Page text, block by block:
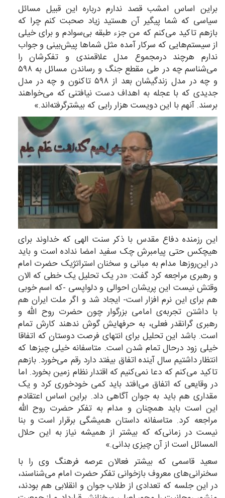
براین اساس امشب قصد ندارم درباره این قبیل مسائل
سیاسی که شما پیگیر آن هستید زیاد صحبت کنم چرا که
بازهم تاکید می‌کنم که من جزء طبقه بی‌سوادم و برای خیلی
از سیستم‌هایی که سرکار آمده مثل شماها پیش‌بینی و جواب
ندارم هرچند درمجموع مدل علاقمندی و تفکرشان را
می‌شناسم چه در طی مقطع جنگ و رساندن مسائل به ۵۹۸
و چه در مدل زندگیشان بعد از ۵۹۸ تاکنون و چه در مدل
جدیدی که با عجله به اهداف دست نیافتنی که می‌خواهند
برسند. آنهم با این دویست هزار رایی که بیشترگرفته‌‌اند.»
این رزمنده دفاع مقدس با ذکر سنت الهی که خداوند برای
هیچکس حتی پیامبرش چک سفید امضا نداده است و باید
در این‌روزها مدام به مبانی و سخنان استراتژیک حضرت امام
و رهبری مراجعه کرد گفت: «در یک تحلیل یک خطی که الان
وقتش نیست این پریشان احوالی و دلواپسی -که اسم خوبی
هم برای این نرم افزار است- ایجاد شد و اگر ملت ایران هم
با داشتن تجربه‌ی امامی بزرگوار چون حضرت روح الله و
رهبری گرانقدر فعلی، به حرفهایش گوش ندهند کارش تمام
است. باشد این تحلیل برای انتهای فرصت دوستان که اتفاقا
خیلی زود درحال تمام شدن است. متاسفانه خیلی چیزها که
انتظار داشتیم سال آینده اتفاق بیفتد دارد رقم می‌خورد. بازهم
تاکید می‌کنم که دعا نمی‌کنیم که اقتدار نظام زمین بخورد. اما
در وقایعی که اتفاق می‌افتد باید کمی خودخوری کرد و یک
مقداری هم باید به جوان آگاهی داد. براین اساس اعتقادم
این است باید همچنان و مدام به تفکر حضرت روح الله
مراجعه کرد. متاسفانه داستان همیشگی برقرار است و بنا
نیست در زمانی‌که که بیشتر از همیشه نیاز به این حلال
المسائل است از آن چیزی بدانی.»
سعید قاسمی که بیشتر فعالان عرصه فرهنگ وی را با
سخنرانی‌های معروف بازخوانی تفکر حضرت امام می‌شناسند،
در این جلسه که تعدادی از طلاب جوان و انقلابی هم بودند،